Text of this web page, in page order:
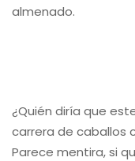
almenado.
¿Quién diría que
carrera de caballos
Parece mentira, si